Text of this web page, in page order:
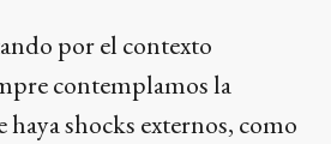
por el contexto
contemplamos la
shocks externos, como